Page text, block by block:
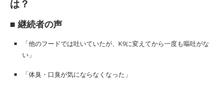
は？
■ 継続者の声
「他のフードでは吐いていたが、K9に変えてから一度も嘔吐がな
い」
「体臭・口臭が気にならなくなった」